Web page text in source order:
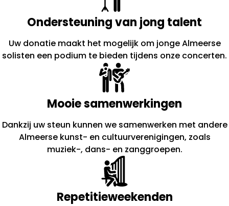
Ondersteuning van jong talent
Uw donatie maakt het mogelijk om jonge Almeerse
solisten een podium te bieden tijdens onze concerten.
Mooie samenwerkingen
Dankzij uw steun kunnen we samenwerken met andere
Almeerse kunst- en cultuurverenigingen, zoals
muziek-, dans- en zanggroepen.
Repetitieweekenden